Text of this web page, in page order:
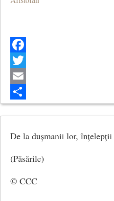
Facebook
Twitter
Email
Share
De la dușmanii lor,
(Păsările)
© CCC